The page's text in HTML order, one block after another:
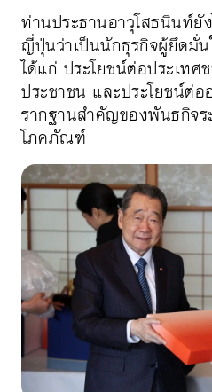
ท่านประธานอาวุโสธนินท์ยั
ญี่ปุ่นว่าเป็นนักธุรกิจผู้ยึดมั่น
ได้แก่ ประโยชน์ต่อประเทศ
ประชาชน และประโยชน์ต่
รากฐานสำคัญของพันธกิจร
โภคภัณฑ์